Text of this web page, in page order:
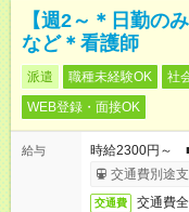
【週2～＊日勤の
など＊看護師
派遣 職種未経験OK 社
WEB登録・面接OK
給与
時給2300円～
交通費別途
交通費 交通費